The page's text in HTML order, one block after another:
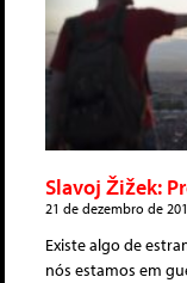
Slavoj Žižek:
21 de dezembro de
Existe algo de
nós estamos em